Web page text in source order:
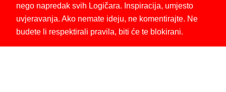
nego napredak svih Logičara. Inspiracija, umjesto
uvjeravanja. Ako nemate ideju, ne komentirajte. Ne
budete li respektirali pravila, biti će te blokirani.